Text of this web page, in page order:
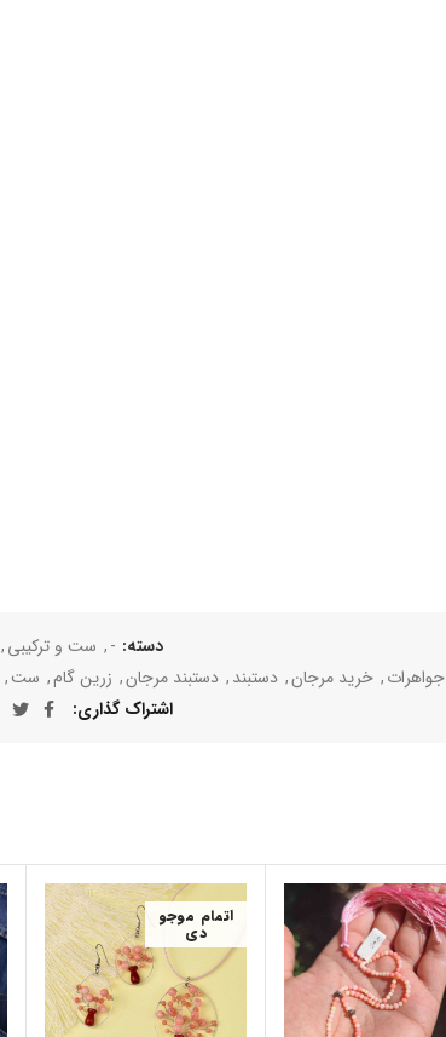
دسته: -
, ست و ترکیبی,
جواهرات, خرید مرجان, دستبند, دستبند مرجان, زرین گام, ست,
اشتراک گذاری
اتمام موجو
دی